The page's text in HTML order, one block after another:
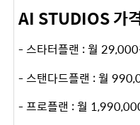
AI STUDIOS 가
- 스타터플랜 : 월
- 스탠다드플랜 : 월
- 프로플랜 : 월